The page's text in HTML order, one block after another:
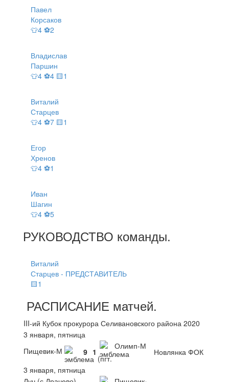
Павел
Корсаков
👕4 ⚽2
Владислав
Паршин
👕4 ⚽4 🟨1
Виталий
Старцев
👕4 ⚽7 🟨1
Егор
Хренов
👕4 ⚽1
Иван
Шагин
👕4 ⚽5
РУКОВОДСТВО команды.
Виталий
Старцев - ПРЕДСТАВИТЕЛЬ
🟨1
РАСПИСАНИЕ матчей.
III-ий Кубок прокурора Селивановского района 2020
3 января, пятница
Пищевик-М
9 1
Олимп-М
(пгт.
Новлянка ФОК
3 января, пятница